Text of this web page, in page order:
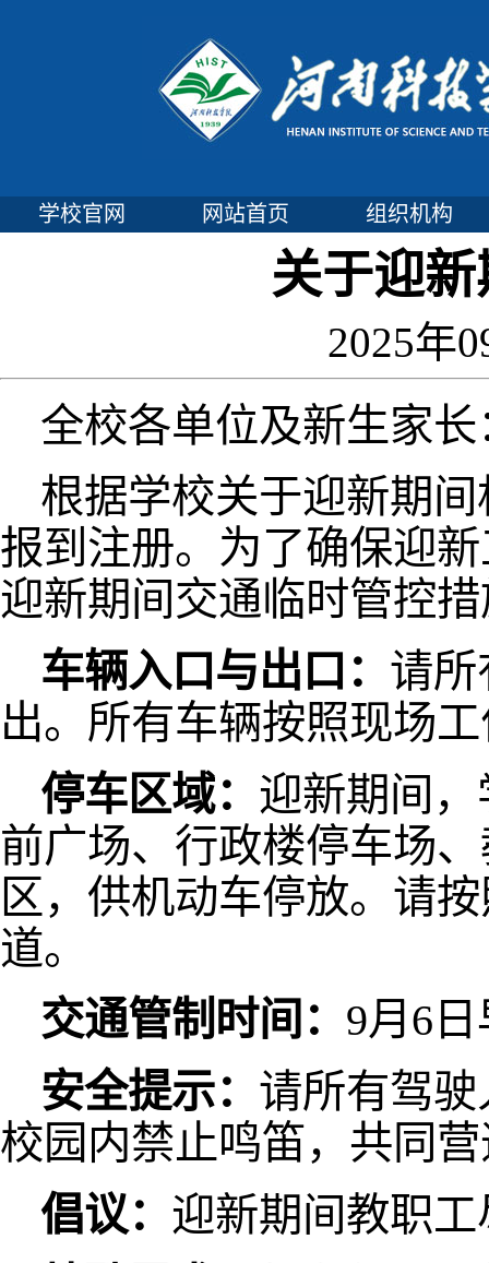
学校官网 网站首页 组织机构
关于迎
2025年
全校各单位及新生家长
根据学校关于迎新期
报到注册。为了确保迎
迎新期间交通临时管控
车辆入口与出口： 请所
出。所有车辆按照现场
停车区域： 迎新期间
前广场、行政楼停车场
区，供机动车停放。请
道。
交通管制时间： 9月6
安全提示： 请所有驾
校园内禁止鸣笛，共同
倡议： 迎新期间教职